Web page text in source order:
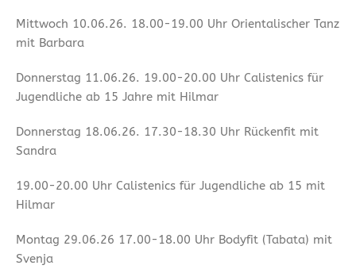
Mittwoch 10.06.26. 18.00-19.00 Uhr Orientalischer Tanz
mit Barbara
Donnerstag 11.06.26. 19.00-20.00 Uhr Calistenics für
Jugendliche ab 15 Jahre mit Hilmar
Donnerstag 18.06.26. 17.30-18.30 Uhr Rückenfit mit
Sandra
19.00-20.00 Uhr Calistenics für Jugendliche ab 15 mit
Hilmar
Montag 29.06.26 17.00-18.00 Uhr Bodyfit (Tabata) mit
Svenja